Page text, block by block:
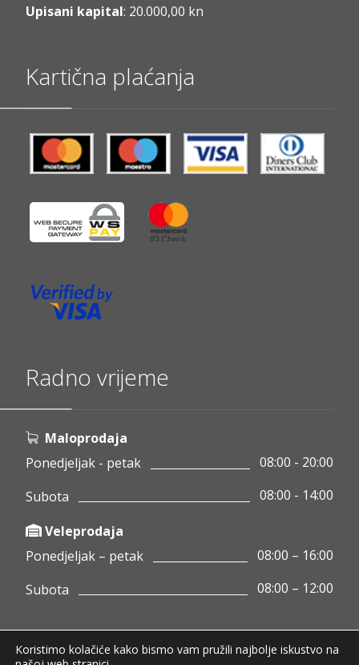
Upisani kapital: 20.000,00 kn
Kartična plaćanja
Radno vrijeme
Maloprodaja
Ponedjeljak - petak
08:00 - 20:00
Subota
08:00 - 14:00
Veleprodaja
Ponedjeljak – petak
08:00 – 16:00
Subota
08:00 – 12:00
Koristimo kolačiće kako bismo vam pružili najbolje iskustvo na